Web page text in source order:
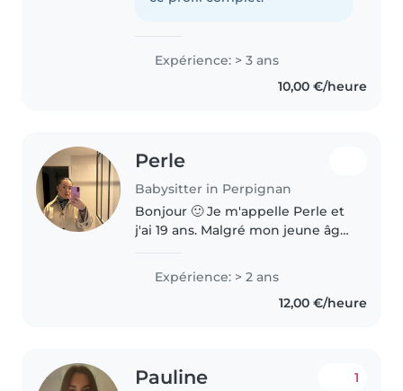
Expérience: > 3 ans
10,00 €/heure
Perle
Babysitter in Perpignan
Bonjour 🙂 Je m'appelle Perle et
j'ai 19 ans. Malgré mon jeune âge
de babysitting depuis 2 ans, ainsi
que à l'aide au devoir. Je suis une
personne responsable,..
Expérience: > 2 ans
12,00 €/heure
Pauline 1